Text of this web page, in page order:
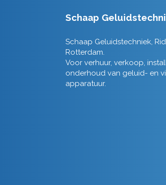
Schaap
Schaap Geluidstechniek,
Rotterdam.
Voor verhuur, verkoop,
onderhoud van geluid- en
apparatuur.